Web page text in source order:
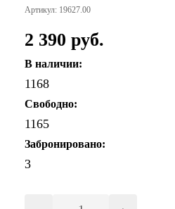
Артикул: 19627.00
2 390 руб.
В наличии:
1168
Свободно:
1165
Забронировано:
3